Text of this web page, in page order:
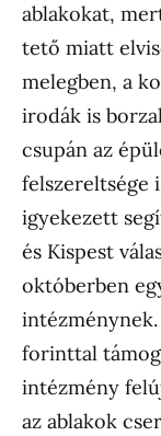
ablakokat,
tető miatt
melegben, a
irodák is
csupán az
felszereltsége
igyekezett
és Kispest
októberben
forinttal
intézmény
az ablakok